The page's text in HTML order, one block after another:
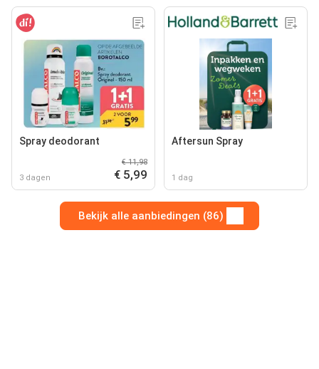
Spray deodorant
3 dagen
€ 11,98
€ 5,99
Aftersun Spray
1 dag
Bekijk alle aanbiedingen (86)